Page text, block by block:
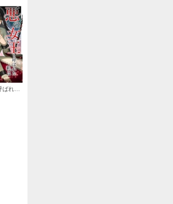
悪の女王と呼ばれた私は死に戻りの復讐を誓う 単行本版